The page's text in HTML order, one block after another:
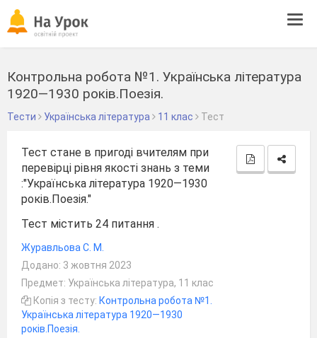
Контрольна робота №1. Українська література
1920—1930 років.Поезія.
Тести Українська література 11 клас Тест
Тест стане в пригоді вчителям при
перевірці рівня якості знань з теми
:"Українська література 1920—1930
років.Поезія."
Тест містить 24 питання .
Журавльова С. М.
Додано: 3 жовтня 2023
Предмет: Українська література, 11 клас
Копія з тесту: Контрольна робота №1.
Українська література 1920—1930
років.Поезія.